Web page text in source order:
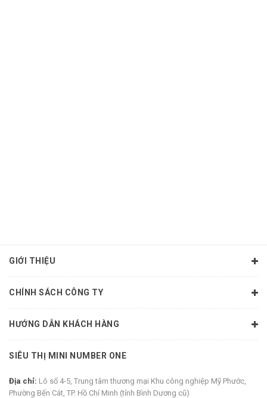
GIỚI THIỆU
CHÍNH SÁCH CÔNG TY
HƯỚNG DẪN KHÁCH HÀNG
SIÊU THỊ MINI NUMBER ONE
Địa chỉ: Lô số 4-5, Trung tâm thương mại Khu công nghiệp Mỹ Phước,
Phường Bến Cát, TP. Hồ Chí Minh (tỉnh Bình Dương cũ)